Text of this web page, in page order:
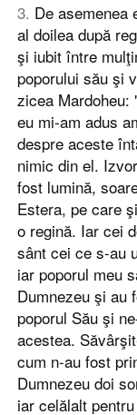
3. De asemenea
al doilea după
şi iubit între
poporului său şi
zicea Mardoheu:
eu mi-am adus
despre aceste
nimic din el.
fost lumină,
Estera, pe care
o regină. Iar cei
sânt cei ce s-au
iar poporul meu
Dumnezeu şi au
poporul Său şi
acestea.
cum n-au fost
Dumnezeu doi
iar celălalt